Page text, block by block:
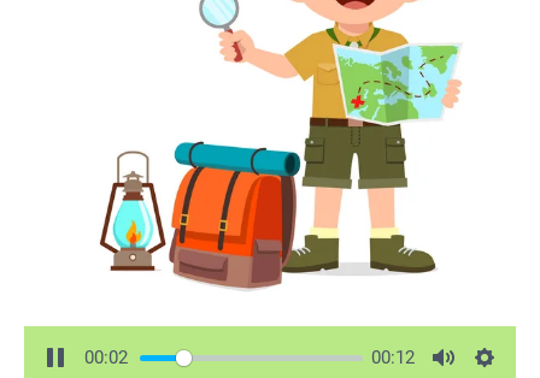
00:02 00:12